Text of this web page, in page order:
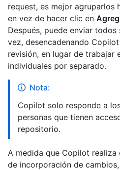
request, es mejor agruparlos
en vez de hacer clic en
Después, puede enviar
vez, desencadenando
revisión, en lugar de trabajar
individuales por separado.
Nota:
Copilot solo responde a
personas que tienen
repositorio.
A medida que Copilot
de incorporación de